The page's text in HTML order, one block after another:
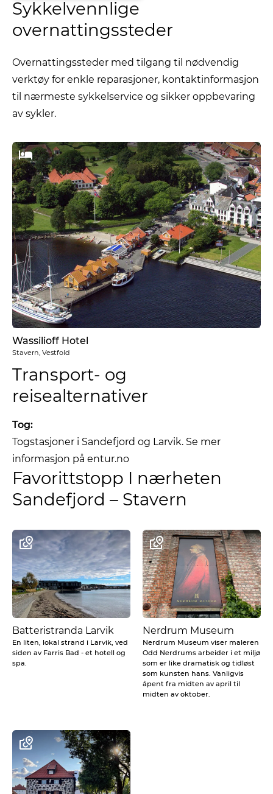
Sykkelvennlige
overnattingssteder
Overnattingssteder med tilgang til nødvendig
verktøy for enkle reparasjoner, kontaktinformasjon
til nærmeste sykkelservice og sikker oppbevaring
av sykler.
Wassilioff Hotel
Stavern, Vestfold
Transport- og
reisealternativer
Tog:
Togstasjoner i Sandefjord og Larvik. Se mer
informasjon på entur.no
Favorittstopp I nærheten
Sandefjord – Stavern
Batteristranda Larvik
En liten, lokal strand i Larvik, ved
siden av Farris Bad - et hotell og
spa.
Nerdrum Museum
Nerdrum Museum viser maleren
Odd Nerdrums arbeider i et miljø
som er like dramatisk og tidløst
som kunsten hans. Vanligvis
åpent fra midten av april til
midten av oktober.